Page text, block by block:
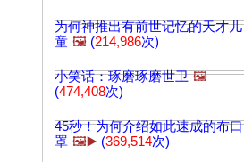
为何神推出有前世记忆的天才儿
童 🖼️ (214,986次)
小笑话：琢磨琢磨世卫 🖼️
(474,408次)
45秒！为何介绍如此速成的布口
罩 🖼️▶️ (369,514次)